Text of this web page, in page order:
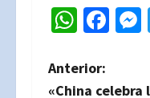
N
Anterior:
«China celebra